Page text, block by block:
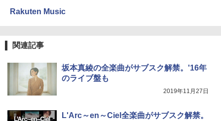
Rakuten Music
関連記事
坂本真綾の全楽曲がサブスク解禁。'16年
のライブ盤も
2019年11月27日
L'Arc～en～Ciel全楽曲がサブスク解禁。